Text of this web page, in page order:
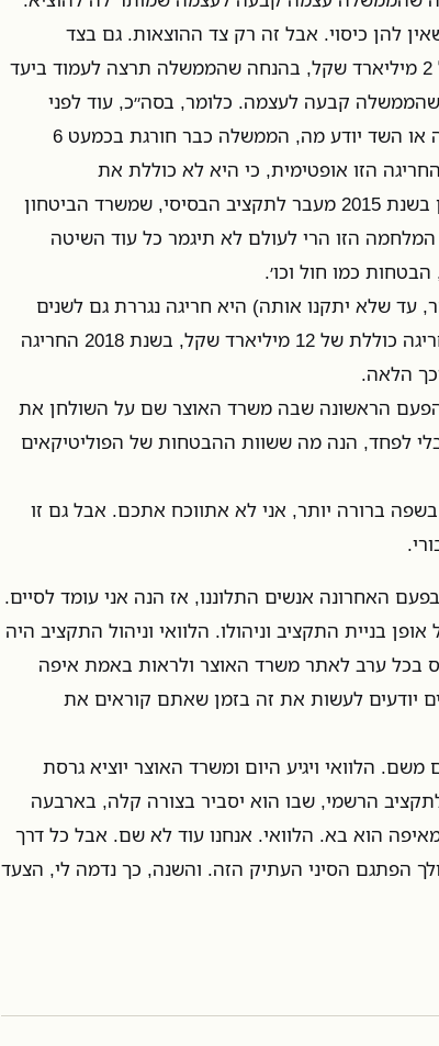
שאין להן כיסוי. אבל זה רק צד ההוצאות. גם בצד
ההכנסות של המדינה יש חור. חור של 2 מיליארד שקל, בהנחה שהממשלה תרצה לעמוד ביעד
קבעה לעצמה. כלומר, בסה״כ, עוד לפני
שקרה משהו, מלחמה או רעידת אדמה או השד יודע מה, הממשלה כבר חורגת בכמעט 6
שקל בסך הכל בשנת 2016. החריגה הזו אופטימית, כי היא לא כוללת את
המיליארדים שנוספו לתקציב הביטחון בשנת 2015 מעבר לתקציב הבסיסי, שמשרד הביטחון
מחדש גם בשנת 2016 (כי המלחמה הזו הרי לעולם לא תיגמר כל עוד השיטה
כמו חול וכו׳.
עד שלא יתקנו אותה) היא חריגה נגררת גם לשנים
שלאחר מכן. בשנת 2017 מדובר על חריגה כוללת של 12 מיליארד שקל, בשנת 2018 החריגה
הפעם הראשונה שבה משרד האוצר שם על השולחן את
בלי לפחד, הנה מה ששוות ההבטחות של הפוליטיקאים
ברורה יותר, אני לא אתווכח אתכם. אבל גם זו
האחרונה אנשים התלוננו, אז הנה אני עומד לסיים.
בניית התקציב וניהולו. הלוואי וניהול התקציב היה
בכל ערב לאתר משרד האוצר ולראות באמת איפה
יודעים לעשות את זה בזמן שאתם קוראים את
הלוואי ויגיע היום ומשרד האוצר יוציא גרסת
הרשמי, שבו הוא יסביר בצורה קלה, בארבעה
הוא בא. הלוואי. אנחנו עוד לא שם. אבל כל דרך
הפתגם הסיני העתיק הזה. והשנה, כך נדמה לי, הצעד